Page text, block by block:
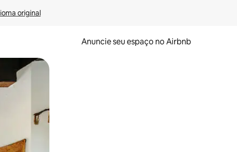
original
Anuncie seu espaço no Airbnb